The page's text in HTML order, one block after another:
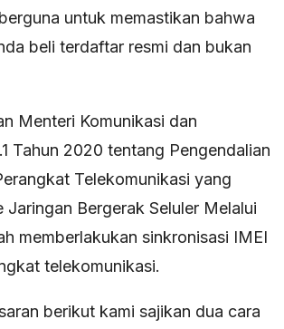
untuk memastikan bahwa
beli terdaftar resmi dan bukan
Menteri Komunikasi dan
Tahun 2020 tentang Pengendalian
Telekomunikasi yang
Jaringan Bergerak Seluler Melalui
memberlakukan sinkronisasi IMEI
telekomunikasi.
berikut kami sajikan dua cara